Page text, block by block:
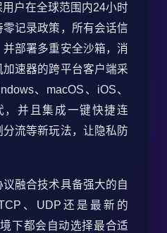
户在全球范围内24小时
记录政策，所有会话信
部署多重安全沙箱，消
速器的跨平台客户端采
、macOS、iOS、
，并且集成一键快捷连
流等新玩法，让隐私防
融合技术具备强大的自
、UDP还是最新的
下都会自动选择最合适